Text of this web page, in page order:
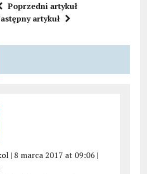
Poprzedni artykuł
artykuł
| 8 marca 2017 at 09:06 |